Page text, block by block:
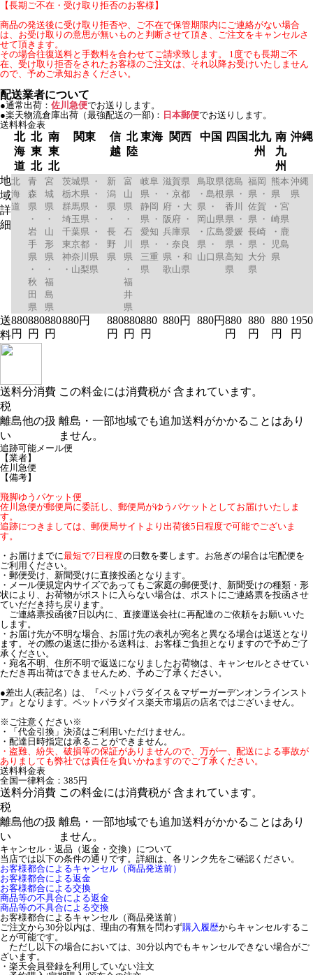
【長期ご不在・受け取り拒否のお客様】
商品の発送後に受け取り拒否や、ご不在で保管期限内にご連絡がない場合
は、お受け取りの意思が無いものと判断させて頂き、ご注文をキャンセルさ
せて頂きます。
その場合往復送料と手数料を合わせてご請求致します。 1度でも長期ご不
在、受け取り拒否をされたお客様のご注文は、それ以降お受けいたしません
ので、予めご承知おきください。
配送業者について
●通常出荷： 佐川急便でお送りします。
●楽天物流倉庫出荷（最強配送の一部)： 日本郵便でお送りします。
送料料金表
北
海
道
北
東
北
南
東
北
関東
信
越
北
陸
東海 関西 中国 四国北九
州
南
九
州
沖縄
地
域
詳
細
北
海
道
青
森
県
・
岩
手
県
・
秋
田
県
宮
城
県
・
山
形
県
・
福
島
県
茨城県 ・
栃木県 ・
群馬県 ・
埼玉県 ・
千葉県 ・
東京都 ・
神奈川県
・山梨県
新
潟
県
・
長
野
県
富
山
県
・
石
県
・
福
井
県
岐阜
県 ・
静岡
県 ・
愛知
県 ・
三重
県
滋賀県
・京都
府 ・大
阪府 ・
兵庫県
・奈良
県 ・和
歌山県
鳥取県
・島根
県 ・
岡山県
・広島
県 ・
山口県
徳島
県 ・
香川
県 ・
愛媛
県 ・
高知
県
福岡
県 ・
佐賀
県 ・
長崎
県 ・
大分
県
熊本
県
・宮
崎県
・鹿
児島
県
沖縄
県
送
料
880
円
880
円
880
円
880円
880
円
880
円
880
円
880円 880円880
円
880
円
880
円
1950
円
送料分消費
税
この料金には消費税が 含まれています。
離島他の扱
い
離島・一部地域でも追加送料がかかることはあり
ません。
追跡可能メール便
【業者】
佐川急便
【備考】
飛脚ゆうパケット便
佐川急便が郵便局に委託し、郵便局がゆうパケットとしてお届けいたしま
す。
追跡につきましては、郵便局サイトより出荷後5日程度で可能でございま
す。
・お届けまでに最短で7日程度の日数を要します。お急ぎの場合は宅配便を
ご利用ください。
・郵便受け、新聞受けに直接投函となります。
・メール便規定内サイズであってもご家庭の郵便受け、新聞受けの種類・形
状により、お荷物がポストに入らない場合は、ポストにご連絡票を投函させ
ていだだき持ち戻ります。
ご連絡票投函後7日以内に、直接運送会社に再配達のご依頼をお願いいた
します。
・お届け先が不明な場合、お届け先の表札が宛名と異なる場合は返送となり
ます。その際の返送に掛かる送料は、お客様ご負担となりますので予めご了
承ください。
・宛名不明、住所不明で返送になりましたお荷物は、キャンセルとさせてい
ただき再出荷はできませんため、予めご了承ください。
●差出人(表記名）は、『ペットパラダイス＆マザーガーデンオンラインスト
ア』となります。ペットパラダイス楽天市場店の店名ではございません。
※ご注意ください※
・「代金引換」決済はご利用いただけません。
・配達日時指定は承ることができません。
・盗難、紛失、破損等の保証がありませんので、万が一、配送による事故が
ありましても弊社では責任を負いかねますのでご了承ください。
送料料金表
全国一律料金：385円
送料分消費
税
この料金には消費税が 含まれています。
離島他の扱
い
離島・一部地域でも追加送料がかかることはあり
ません。
キャンセル・返品（返金・交換）について
当店では以下の条件の通りです。詳細は、各リンク先をご確認ください。
お客様都合によるキャンセル（商品発送前）
お客様都合による返金
お客様都合による交換
商品等の不具合による返金
商品等の不具合による交換
お客様都合によるキャンセル（商品発送前）
ご注文から30分以内は、理由の有無を問わず購入履歴からキャンセルするこ
とが可能です。
ただし以下の場合においては、30分以内でもキャンセルできない場合がご
ざいます。
・楽天会員登録を利用していない注文